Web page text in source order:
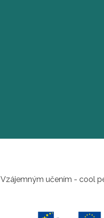
Vzájemným učením - cool